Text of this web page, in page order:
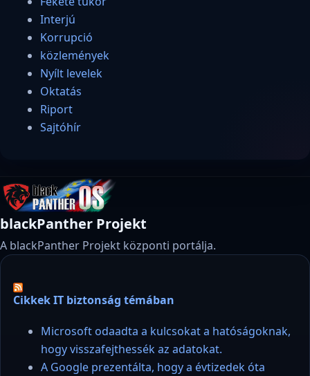
Interjú
Korrupció
közlemények
Nyílt levelek
Oktatás
Riport
Sajtóhír
blackPanther Projekt
A blackPanther Projekt központi portálja.
Cikkek IT biztonság témában
Microsoft odaadta a kulcsokat a hatóságoknak,
hogy visszafejthessék az adatokat.
A Google prezentálta, hogy a évtizedek óta